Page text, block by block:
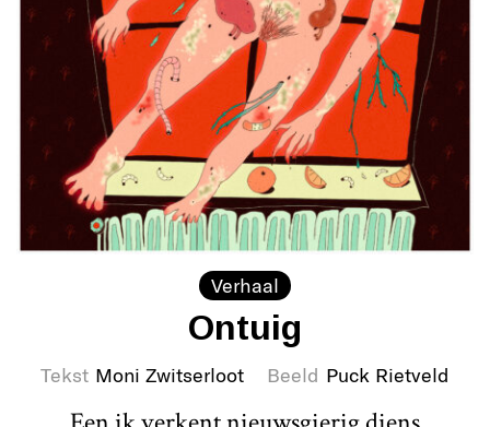
Verhaal
Ontuig
Tekst Moni Zwitserloot Beeld Puck Rietveld